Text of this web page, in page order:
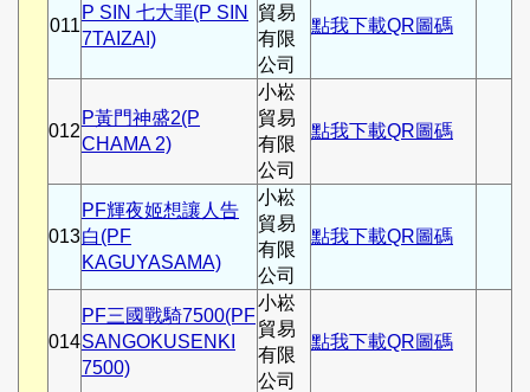
011
P SIN 七大罪(P SIN
7TAIZAI)
貿易
有限
公司
點我下載QR圖碼
012
P黃門神盛2(P
CHAMA 2)
小崧
貿易
有限
公司
點我下載QR圖碼
013
PF輝夜姬想讓人告
白(PF
KAGUYASAMA)
小崧
貿易
有限
公司
點我下載QR圖碼
014
PF三國戰騎7500(PF
SANGOKUSENKI
7500)
小崧
貿易
有限
公司
點我下載QR圖碼